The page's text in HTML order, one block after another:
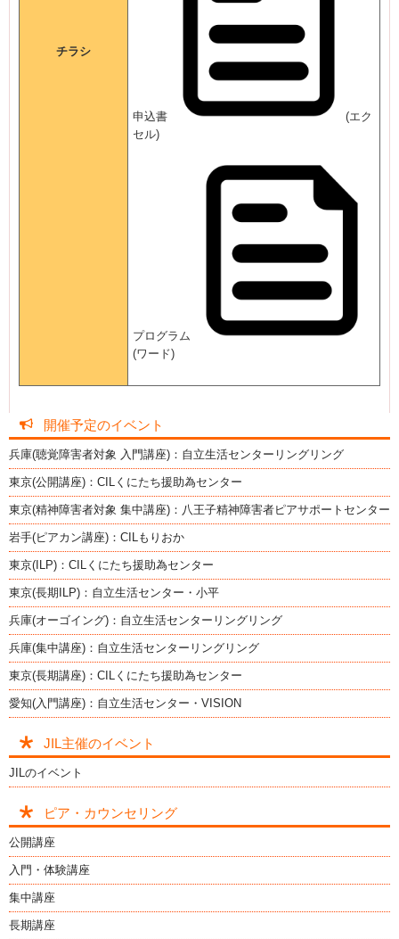
チラシ
申込書
(エク
セル)
プログラム
(ワード)
開催予定のイベント
兵庫(聴覚障害者対象 入門講座)：自立生活センターリングリング
東京(公開講座)：CILくにたち援助為センター
東京(精神障害者対象 集中講座)：八王子精神障害者ピアサポートセンター
岩手(ピアカン講座)：CILもりおか
東京(ILP)：CILくにたち援助為センター
東京(長期ILP)：自立生活センター・小平
兵庫(オーゴイング)：自立生活センターリングリング
兵庫(集中講座)：自立生活センターリングリング
東京(長期講座)：CILくにたち援助為センター
愛知(入門講座)：自立生活センター・VISION
JIL主催のイベント
JILのイベント
ピア・カウンセリング
公開講座
入門・体験講座
集中講座
長期講座